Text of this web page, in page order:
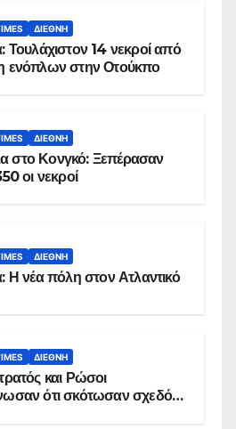
ΔΙΕΘΝΉ
Τουλάχιστον 14 νεκροί από
ενόπλων στην Οτούκπο
ΔΙΕΘΝΉ
στο Κονγκό: Ξεπέρασαν
οι νεκροί
ΔΙΕΘΝΉ
Η νέα πόλη στον Ατλαντικό
ΔΙΕΘΝΉ
και Ρώσοι
ότι σκότωσαν σχεδόν